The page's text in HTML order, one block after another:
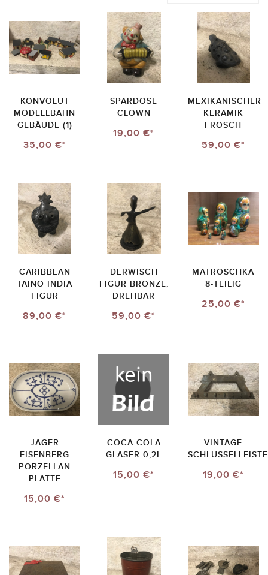
KONVOLUT
MODELLBAHN
GEBÄUDE (1)
35,00 €*
SPARDOSE
CLOWN
19,00 €*
MEXIKANISCHER
KERAMIK
FROSCH
59,00 €*
CARIBBEAN
TAINO INDIA
FIGUR
89,00 €*
DERWISCH
FIGUR BRONZE,
DREHBAR
59,00 €*
MATROSCHKA
8-TEILIG
25,00 €*
JÄGER
EISENBERG
PORZELLAN
PLATTE
15,00 €*
COCA COLA
GLÄSER 0,2L
15,00 €*
VINTAGE
SCHLÜSSELLEISTE
19,00 €*